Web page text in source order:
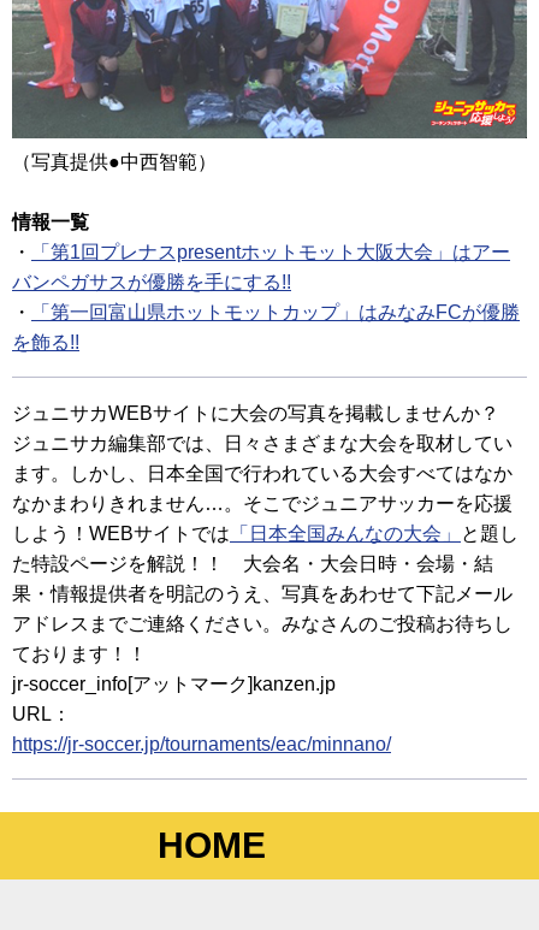
（写真提供●中西智範）
情報一覧
・
「第1回プレナスpresentホットモット大阪大会」はアー
バンペガサスが優勝を手にする!!
・
「第一回富山県ホットモットカップ」はみなみFCが優勝
を飾る!!
ジュニサカWEBサイトに大会の写真を掲載しませんか？
ジュニサカ編集部では、日々さまざまな大会を取材してい
ます。しかし、日本全国で行われている大会すべてはなか
なかまわりきれません…。そこでジュニアサッカーを応援
しよう！WEBサイトでは 「日本全国みんなの大会」
と題し
た特設ページを解説！！ 大会名・大会日時・会場・結
果・情報提供者を明記のうえ、写真をあわせて下記メール
アドレスまでご連絡ください。みなさんのご投稿お待ちし
ております！！
jr-soccer_info[アットマーク]kanzen.jp
URL：
https://jr-soccer.jp/tournaments/eac/minnano/
HOME